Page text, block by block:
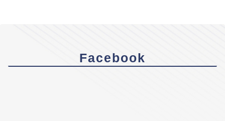
Facebook